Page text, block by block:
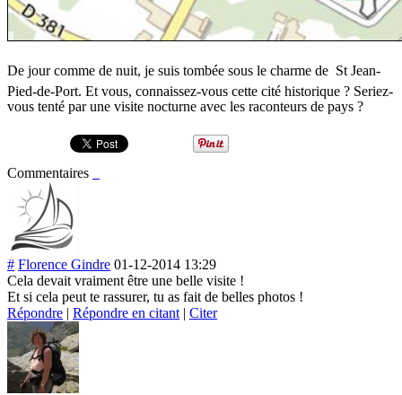
De jour comme de nuit, je suis tombée sous le charme de St Jean-
Pied-de-Port. Et vous, connaissez-vous cette cité historique ? Seriez-
vous tenté par une visite nocturne avec les raconteurs de pays ?
Commentaires
# Florence Gindre 01-12-2014 13:29
Cela devait vraiment être une belle visite !
Et si cela peut te rassurer, tu as fait de belles photos !
Répondre | Répondre en citant | Citer